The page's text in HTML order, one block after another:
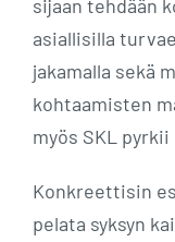
sijaan tehdään
asiallisilla
jakamalla sekä
kohtaamisten
myös SKL
Konkreettisin
pelata syksyn